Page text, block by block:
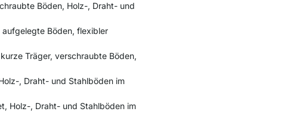
Böden, Holz-, Draht- und
aufgelegte Böden, flexibler
Träger, verschraubte Böden,
, Draht- und Stahlböden im
Holz-, Draht- und Stahlböden im